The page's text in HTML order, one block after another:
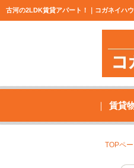
古河の2LDK賃貸アパート！｜コガネイハ
賃貸
TOPペ